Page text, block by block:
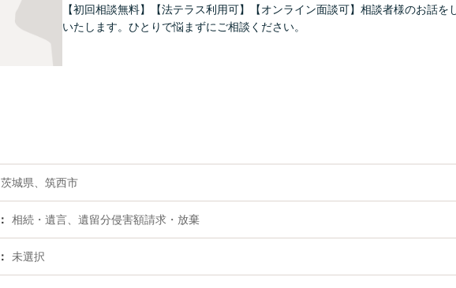
【初回相談無料】【法テラス利用可】【オンライン面談可】相談者様のお話を
いたします。ひとりで悩まずにご相談ください。
茨城県、筑西市
相続・遺言、遺留分侵害額請求・放棄
未選択